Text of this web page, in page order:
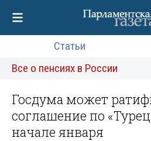
Статьи
Все о пенсиях в России
Госдума может
соглашение по
начале января